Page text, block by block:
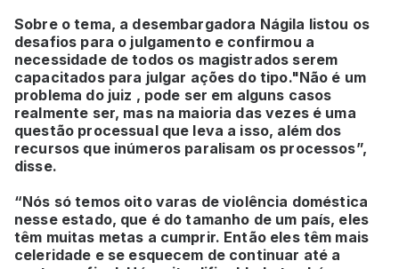
Sobre o tema, a desembargadora Nágila listou os
desafios para o julgamento e confirmou a
necessidade de todos os magistrados serem
capacitados para julgar ações do tipo."Não é um
problema do juiz , pode ser em alguns casos
realmente ser, mas na maioria das vezes é uma
questão processual que leva a isso, além dos
recursos que inúmeros paralisam os processos”,
disse.
“Nós só temos oito varas de violência doméstica
nesse estado, que é do tamanho de um país, eles
têm muitas metas a cumprir. Então eles têm mais
celeridade e se esquecem de continuar até a